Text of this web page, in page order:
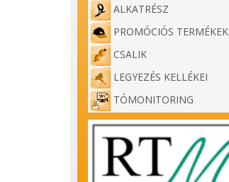
ALKATRÉSZ
PROMÓCIÓS TERMÉKEK
CSALIK
LEGYEZÉS KELLÉKEI
TÓMONITORING